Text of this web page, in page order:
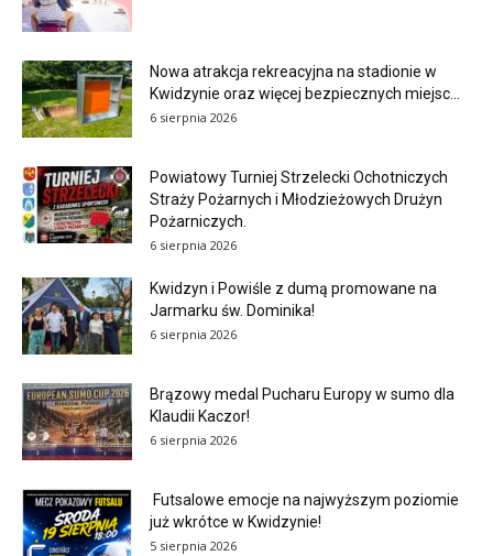
Nowa atrakcja rekreacyjna na stadionie w
Kwidzynie oraz więcej bezpiecznych miejsc...
6 sierpnia 2026
Powiatowy Turniej Strzelecki Ochotniczych
Straży Pożarnych i Młodzieżowych Drużyn
Pożarniczych.
6 sierpnia 2026
Kwidzyn i Powiśle z dumą promowane na
Jarmarku św. Dominika!
6 sierpnia 2026
Brązowy medal Pucharu Europy w sumo dla
Klaudii Kaczor!
6 sierpnia 2026
Futsalowe emocje na najwyższym poziomie
już wkrótce w Kwidzynie!
5 sierpnia 2026